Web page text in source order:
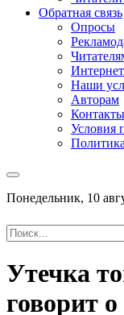
Обратная связь
Опросы
Наши
Авторам
Контакты
Условия
Понедельник, 10
Утечка
говорит